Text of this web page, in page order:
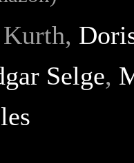
Selge,